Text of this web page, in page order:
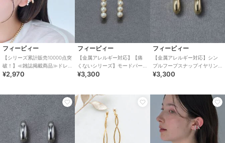
フィービィー
【シリーズ累計販売10000点突
破！】≪雑誌掲載商品≫ドレ
ッシングパールイヤーカフ
¥2,970
フィービィー
【金属アレルギー対応】【痛
くないシリーズ】モードパー
ルライトフィットイヤリング
¥3,300
フィービィー
【金属アレルギー対応】シン
プルフープスナップイヤリン
グ ゴールド
¥3,300